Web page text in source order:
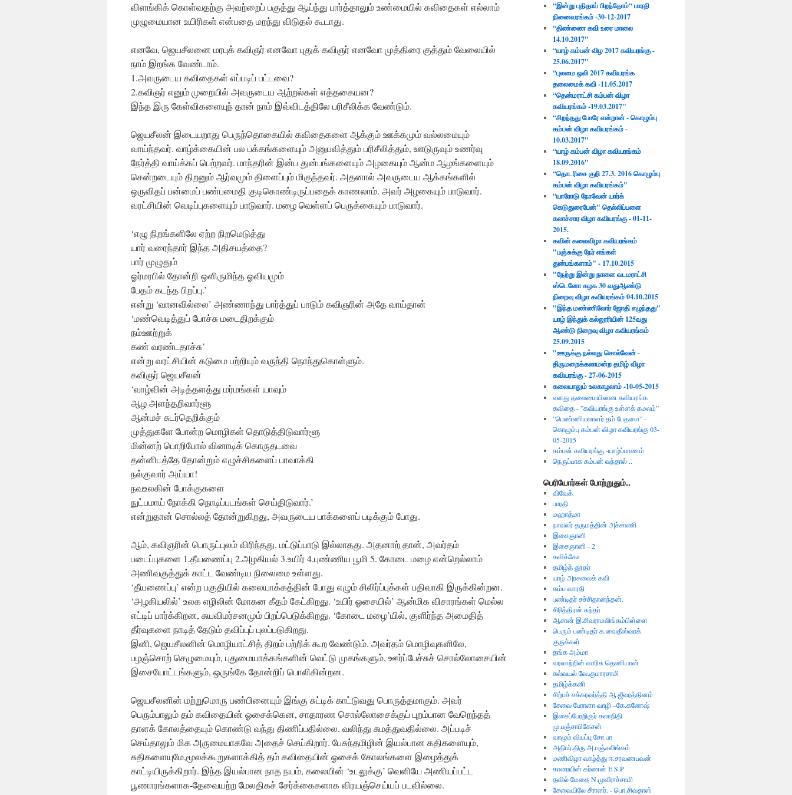
விளங்கிக் கொள்வதற்கு அவற்றைப் பகுத்து ஆய்ந்து பார்த்தாலும் உண்மையில் கவிதைகள் எல்லாம்
முழுமையான உயிரிகள் என்பதை மறந்து விடுதல் கூடாது.
எனவே, ஜெயசீலனை மரபுக் கவிஞர் எனவோ புதுக் கவிஞர் எனவோ முத்திரை குத்தும் வேலையில்
நாம் இறங்க வேண்டாம்.
1.அவருடைய கவிதைகள் எப்படிப் பட்டவை?
2.கவிஞர் எனும் முறையில் அவருடைய ஆற்றல்கள் எத்தகையன?
இந்த இரு கேள்விகளையுந் தான் நாம் இவ்விடத்திலே பரிசீலிக்க வேண்டும்.
ஜெயசீலன் இடையறாது பெருந்தொகையில் கவிதைகளை ஆக்கும் ஊக்கமும் வல்லமையும்
வாய்ந்தவர். வாழ்க்கையின் பல பக்கங்களையும் அனுபவித்தும் பரிசீலித்தும், ஊடுருவும் உணர்வு
நேர்த்தி வாய்க்கப் பெற்றவர். மாந்தரின் இன்ப துன்பங்களையும் அழகையும் ஆன்ம ஆழங்களையும்
சென்றடையும் திறனும் ஆர்வமும் திளைப்பும் மிகுந்தவர். அதனால் அவருடைய ஆக்கங்களில்
ஒருவிதப் பன்மைப் பண்பமைதி குடிகொண்டிருப்பதைக் காணலாம். அவர் அழகையும் பாடுவார்.
வரட்சியின் வெடிப்புகளையும் பாடுவார். மழை வெள்ளப் பெருக்கையும் பாடுவார்.
‘எழு நிறங்களிலே ஏற்ற நிறமெடுத்து
யார் வரைந்தார் இந்த அதிசயத்தை?
பார் முழுதும்
ஓர்மரபில் தோன்றி ஒளிருமிந்த ஓவியமும்
பேதம் கடந்த பிறப்பு.’
என்று ‘வானவில்லை’ அண்ணாந்து பார்த்துப் பாடும் கவிஞரின் அதே வாய்தான்
‘மண்வெடித்துப் போச்சு மடைதிறக்கும்
நம்ஊற்றுக்
கண் வரண்டதாச்சு’
என்று வரட்சியின் கடுமை பற்றியும் வருந்தி நொந்துகொள்ளும்.
கவிஞர் ஜெயசீலன்
‘வாழ்வின் அடித்தளத்து மர்மங்கள் யாவும்
ஆழ அளந்தறிவார்ளூ
ஆன்மச் சுடர்தெறிக்கும்
முத்துகளே போன்ற மொழிகள் தொடுத்திடுவார்ளூ
மின்னற் பொறிபோல் வினாடிக் கொருதடவை
தன்னிடத்தே தோன்றும் எழுச்சிகளைப் பாவாக்கி
நல்குவார் அய்யா!
நவஉலகின் போக்குகளை
நுட்பமாய் நோக்கி நொடிப்படங்கள் செய்திடுவார்.’
என்றுதான் சொல்லத் தோன்றுகிறது, அவருடைய பாக்களைப் படிக்கும் போது.
ஆம், கவிஞரின் பொருட்புலம் விரிந்தது. மட்டுப்பாடு இல்லாதது. அதனாற் தான், அவர்தம்
படைப்புகளை 1.தீயணைப்பு 2.அழகியல் 3.உயிர் 4.புண்ணிய பூமி 5. கோடை மழை என்றெல்லாம்
அணிவகுத்துக் காட்ட வேண்டிய நிலைமை உள்ளது.
‘தீயணைப்பு’ என்ற பகுதியில் கலையாக்கத்தின் போது எழும் சிலிர்ப்புக்கள் பதிவாகி இருக்கின்றன.
‘அழகியலில்’ உலக எழிலின் மோகன கீதம் கேட்கிறது. ‘உயிர் ஓசையில்’ ஆன்மிக விசாரங்கள் மெல்ல
எட்டிப் பார்க்கிறன, சுயவிமர்சனமும் பிறப்பெடுக்கிறது. ‘கோடை மழை’யில், குளிர்ந்த அமைதித்
தீர்வுகளை நாடித் தேடும் தவிப்புப் புலப்படுகிறது.
இனி, ஜெயசீலனின் மொழியாட்சித் திறம் பற்றிக் கூற வேண்டும். அவர்தம் மொழிவுகளிலே,
பழஞ்சொற் செழுமையும், புதுமையாக்கங்களின் வெட்டு முகங்களும், ஊர்ப்பேச்சுச் சொல்லோசையின்
இசையோட்டங்களும், ஒருங்கே தோன்றிப் பொலிகின்றன.
ஜெயசீலனின் மற்றுமொரு பண்பினையும் இங்கு சுட்டிக் காட்டுவது பொருத்தமாகும். அவர்
பெரும்பாலும் தம் கவிதையின் ஓசைக்கென, சாதாரண சொல்லோசைக்குப் புறம்பான வேறெந்தத்
தாளக் கோலத்தையும் கொண்டு வந்து திணிப்பதில்லை. வலிந்து சுமத்துவதில்லை. அப்படிச்
செய்தாலும் மிக அருமையாகவே அதைச் செய்கிறார். பேசுந்தமிழின் இயல்பான கதிகளையும்,
சுதிகளையுமே,மூலக்கூறுகளாக்கித் தம் கவிதையின் ஓசைக் கோலங்களை இழைத்துக்
காட்டியிருக்கிறார். இந்த இயல்பான நாத நயம், கலையின் ‘உடலுக்கு’ வெளியே அணியப்பட்ட
பூணாரங்களாக-தேவையற்ற மேலதிகச் சேர்க்கைகளாக விரயஞ்செய்யப் படவில்லை.
“இன்று புதிதாய் பிறந்தோம்“ பாரதி
நினைவரங்கம் -30-12-2017
“திண்ணை கவி உரை மாலை
14.10.2017"
“யாழ் கம்பன் விழ 2017 கவியரங்கு -
25.06.2017"
“புலமை ஒலி 2017 கவியரங்க
தலைமைக் கவி -11.05.2017
“தென்மராட்சி கம்பன் விழா
கவியரங்கம் -19.03.2017"
“சிறந்தது போரே என்றான் - கொழும்பு
கம்பன் விழா கவியரங்கம் -
10.03.2017"
“யாழ் கம்பன் விழா கவியரங்கம்
18.09.2016"
“தொடரிசை குறி 27.3. 2016 கொழும்பு
கம்பன் விழா கவியரங்கம்"
“யாரோடு நோவேன் யார்க்
கெடுதுரைபேன்" தெல்லிப்பளை
கலாச்சார விழா கவியரங்கு - 01-11-
2015.
கவின் கலைவிழா கவியரங்கம்
"பஞ்சுக்கு நேர் எங்கள்
துன்பங்களாம்" - 17.10.2015​
"நேற்று இன்று நாளை வடமராட்சி
ஸ்டெனோ கழக 30 வதுஆண்டு
நிறைவு விழா கவியரங்கம் 04.10.2015
"இந்த மண்ணிலோர் ஜோதி எழுந்தது"
யாழ் இந்துக் கல்லூரியின் 125வது
ஆண்டு நிறைவு விழா கவியரங்கம்
25.09.2015
"ஊருக்கு நல்லது சொல்வேன் -
திருமறைக்கலாமன்ற தமிழ் விழா
கவியரங்கு - 27-06-2015
கலையாலும் உலகாழலாம் -10-05-2015
எனது தலைமையிலான கவியரங்க
கவிதை - ”கவியரங்கு உள்ளக் கமலம்”
”பெண்ணியலாளர் தம் பேதமை” -
கொழும்பு கம்பன் விழா கவியரங்கு 03-
05-2015
கம்பன் கவியரங்கு -யாழ்ப்பாணம்
நெருப்பாக கம்பன் வந்தால் ..
பெரியோர்கள் போற்றுதும்..
விவேக்
பாரதி
மஹாத்மா
நாவலர் தருமத்தின் அச்சாணி
இசைஞானி
இசைஞானி - 2
கவிக்கோ
தமிழ்த் தூதர்
யாழ் அரசவைக் கவி
கம்ப வாரதி
பண்டிதர் சச்சிதானந்தன்.
சிரித்திரன் சுந்தர்
ஆசான் இ.சிவராமலிங்கம்பிள்ளை
பெரும் பண்டிதர் க.வைதீஸ்வரக்
குருக்கள்
தங்க அம்மா
வரலாற்றின் வாரிசு தெணியான்
கல்வயல் வே.குமாரசாமி
தமிழ்க்கனி
சிற்பச் சக்கரவர்த்தி ஆ.ஜீவரத்தினம்
சேவை பேராளா வாழி –கே.கணேஷ்
இசைப்பேரறிஞர் கலாநிதி
மு.பஞ்சாபிகேசன்
வாழும் வியப்பு சோ.பா
அதிபர்.திரு.அ.பஞ்சலிங்கம்
மணிவிழா வாழ்த்து ஈ.சரவணபவன்
காரையின் கர்ணன் E.S.P
தவில் மேதை N.முவீராச்சாமி
சேவையிலே சீராளர். - பொ.சிவதாஸ்